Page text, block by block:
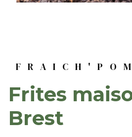
FRAICH'POM
frites maisons à
Brest